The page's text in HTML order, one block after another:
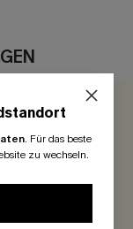
. Für das beste
zu wechseln.